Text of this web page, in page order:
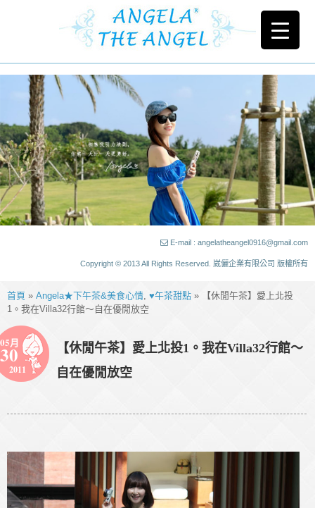
E-mail : angelatheangel0916@gmail.com
Copyright © 2013 All Rights Reserved. 崴儷企業有限公司 版權所有
首頁 » Angela★下午茶&美食心情, ♥午茶甜點 » 【休閒午茶】愛上北投
1。我在Villa32行館～自在優閒放空
05月
30
2011
【休閒午茶】愛上北投1。我在Villa32行館～
自在優閒放空